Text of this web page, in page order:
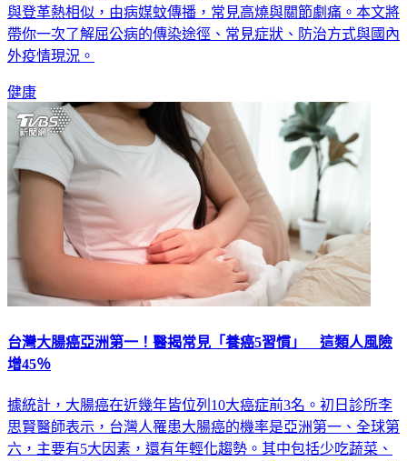
與登革熱相似，由病媒蚊傳播，常見高燒與關節劇痛。本文將
帶你一次了解屈公病的傳染途徑、常見症狀、防治方式與國內
外疫情現況。
健康
台灣大腸癌亞洲第一！醫揭常見「養癌5習慣」 這類人風險
增45％
據統計，大腸癌在近幾年皆位列10大癌症前3名。初日診所李
思賢醫師表示，台灣人罹患大腸癌的機率是亞洲第一、全球第
六，主要有5大因素，還有年輕化趨勢。其中包括少吃蔬菜、